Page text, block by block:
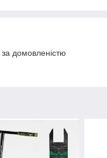
домовленістю